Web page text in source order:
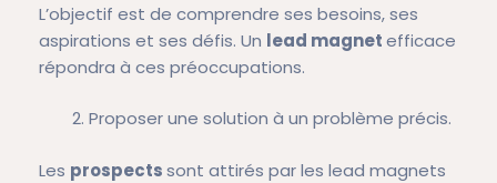
L’objectif est de comprendre ses besoins, ses
aspirations et ses défis. Un lead magnetefficace
répondra à ces préoccupations.
Proposer une solution à un problème précis.
Les prospectssont attirés par les lead magnets